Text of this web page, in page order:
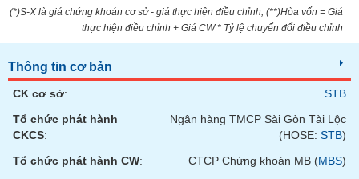
(*)S-X là giá chứng khoán cơ sở - giá thực hiện điều chỉnh; (**)Hòa vốn = Giá
thực hiện điều chỉnh + Giá CW * Tỷ lệ chuyển đổi điều chỉnh
Thông tin cơ bản
CK cơ sở:
STB
Tổ chức phát hành
CKCS:
Ngân hàng TMCP Sài Gòn Tài Lộc
(HOSE: STB)
Tổ chức phát hành CW: CTCP Chứng khoán MB (MBS)
VỤ
TIỆN
ÍCH